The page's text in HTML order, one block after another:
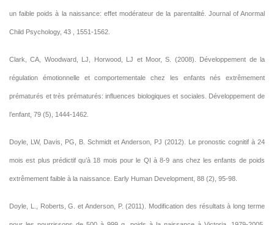
un faible poids à la naissance: effet modérateur de la parentalité. Journal of Anormal
Child Psychology, 43 , 1551-1562.
Clark, CA, Woodward, LJ, Horwood, LJ et Moor, S. (2008). Développement de la
régulation émotionnelle et comportementale chez les enfants nés extrêmement
prématurés et très prématurés: influences biologiques et sociales. Développement de
l’enfant, 79 (5), 1444-1462.
Doyle, LW, Davis, PG, B. Schmidt et Anderson, PJ (2012). Le pronostic cognitif à 24
mois est plus prédictif qu’à 18 mois pour le QI à 8-9 ans chez les enfants de poids
extrêmement faible à la naissance. Early Human Development, 88 (2), 95-98.
Doyle, L., Roberts, G. et Anderson, P. (2011). Modification des résultats à long terme